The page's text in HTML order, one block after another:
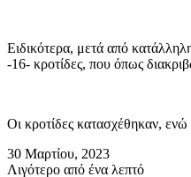
Ειδικότερα, μετά από
-16- κροτίδες, που όπως
Οι κροτίδες κατασχέθηκαν,
30 Μαρτίου, 2023
Λιγότερο από ένα λεπτό